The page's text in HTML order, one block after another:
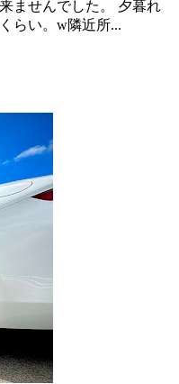
ませんでした。 夕暮れ
らい。w隣近所...